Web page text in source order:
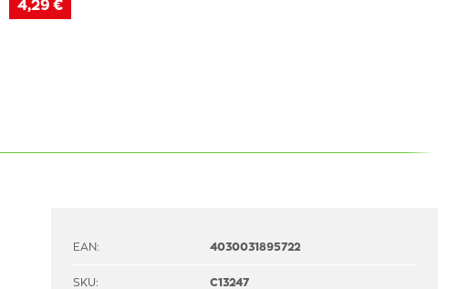
4,29 €
EAN: 4030031895722
SKU: C13247